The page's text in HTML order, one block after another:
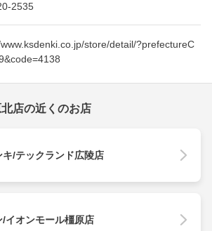
2535
store/detail/?prefectureC
店の近くのお店
キ/テックランド広陵店
/イオンモール橿原店